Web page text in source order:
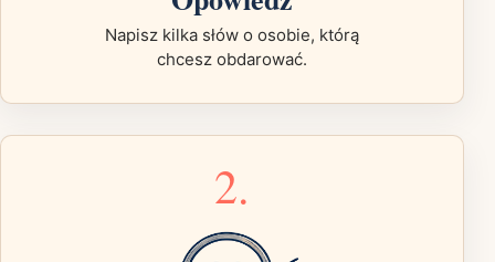
Napisz kilka słów o osobie, którą
chcesz obdarować.
2.